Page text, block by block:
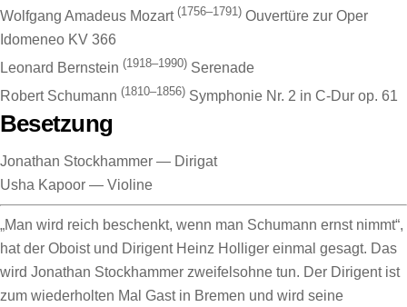
Wolfgang Amadeus Mozart (1756–1791) Ouvertüre zur Oper
Idomeneo KV 366
Leonard Bernstein (1918–1990) Serenade
Robert Schumann (1810–1856) Symphonie Nr. 2 in C-Dur op. 61
Besetzung
Jonathan Stockhammer — Dirigat
Usha Kapoor — Violine
„Man wird reich beschenkt, wenn man Schumann ernst nimmt“,
hat der Oboist und Dirigent Heinz Holliger einmal gesagt. Das
wird Jonathan Stockhammer zweifelsohne tun. Der Dirigent ist
zum wiederholten Mal Gast in Bremen und wird seine